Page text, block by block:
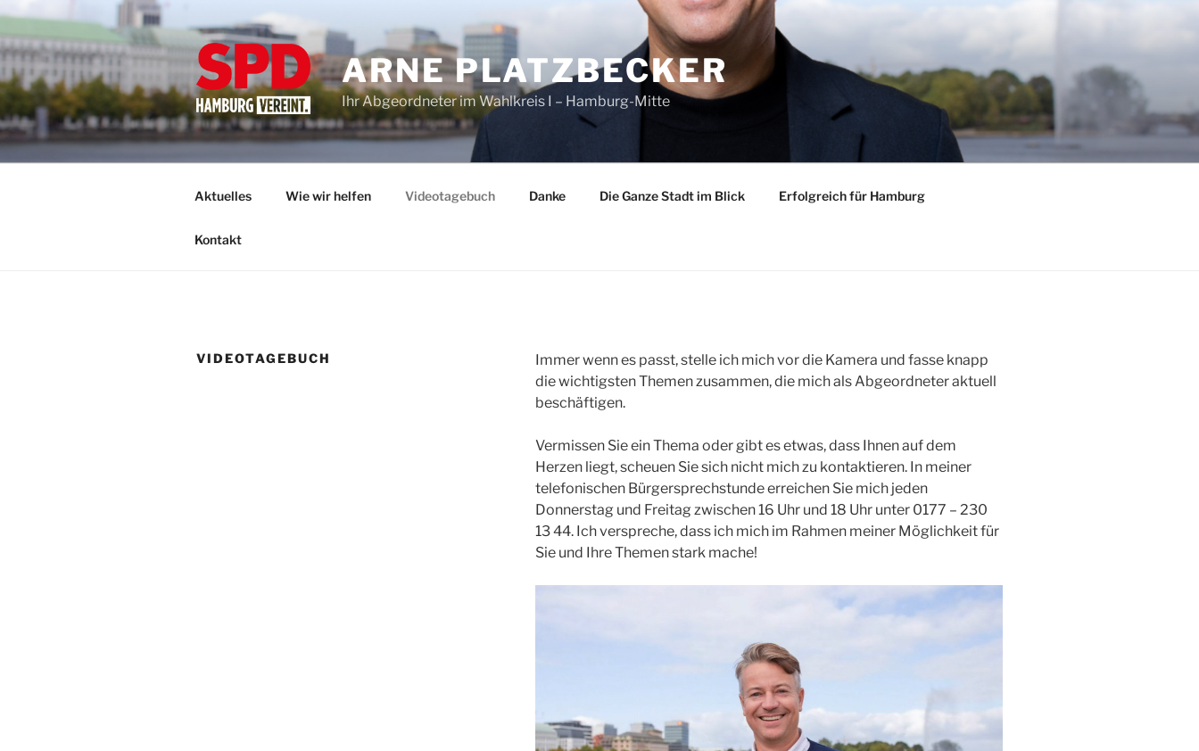
springen
ARNE PLATZBECKER
Ihr Abgeordneter im Wahlkreis I – Hamburg-Mitte
Aktuelles Wie wir helfen Videotagebuch Danke Die Ganze Stadt im Blick Erfolgreich für Hamburg
Kontakt
VIDEOTAGEBUCH
Immer wenn es passt, stelle ich mich vor die Kamera und fasse knapp
die wichtigsten Themen zusammen, die mich als Abgeordneter aktuell
beschäftigen.
Vermissen Sie ein Thema oder gibt es etwas, dass Ihnen auf dem
Herzen liegt, scheuen Sie sich nicht mich zu kontaktieren. In meiner
telefonischen Bürgersprechstunde erreichen Sie mich jeden
Donnerstag und Freitag zwischen 16 Uhr und 18 Uhr unter 0177 – 230
13 44. Ich verspreche, dass ich mich im Rahmen meiner Möglichkeit für
Sie und Ihre Themen stark mache!